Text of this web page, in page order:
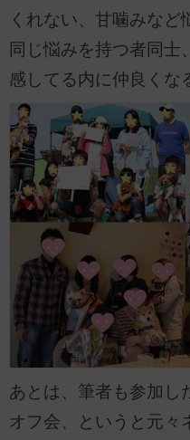
くれない、甘噛みな
同じ悩みを持つ者同士
感してる内に仲良くな
あとは、筆者も参加し
オフ会、というと元々